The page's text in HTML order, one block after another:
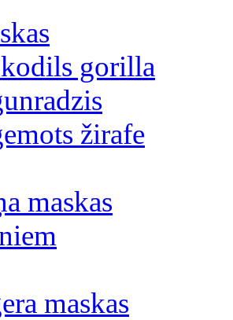
gorilla
žirafe
maskas
maskas